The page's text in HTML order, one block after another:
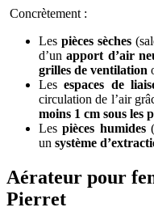
Concrètement :
Les pièces sèches
d’unapport d’air
grilles de ventilation
Lesespaces de
circulation de l’air
moins 1 cm sous les
Lespièces humides
un système
Aérateur pour
Pierret